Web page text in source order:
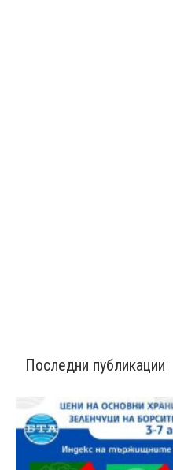
Последни публикации